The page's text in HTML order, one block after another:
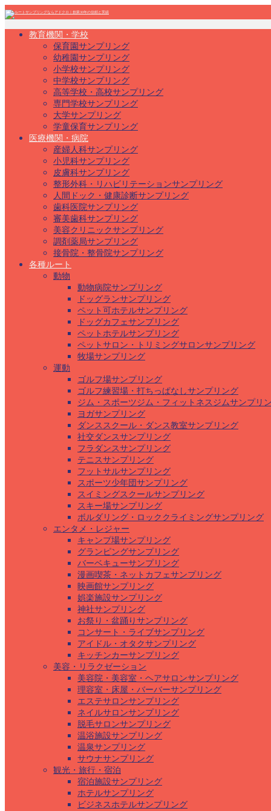
教育機関・学校
保育園サンプリング
幼稚園サンプリング
小学校サンプリング
中学校サンプリング
高等学校・高校サンプリング
専門学校サンプリング
大学サンプリング
学童保育サンプリング
医療機関・病院
産婦人科サンプリング
小児科サンプリング
皮膚科サンプリング
整形外科・リハビリテーションサンプリング
人間ドック・健康診断サンプリング
歯科医院サンプリング
審美歯科サンプリング
美容クリニックサンプリング
調剤薬局サンプリング
接骨院・整骨院サンプリング
各種ルート
動物
動物病院サンプリング
ドッグランサンプリング
ペット可ホテルサンプリング
ドッグカフェサンプリング
ペットホテルサンプリング
ペットサロン・トリミングサロンサンプリング
牧場サンプリング
運動
ゴルフ場サンプリング
ゴルフ練習場・打ちっぱなしサンプリング
ジム・スポーツジム・フィットネスジムサンプリ
ヨガサンプリング
ダンススクール・ダンス教室サンプリング
社交ダンスサンプリング
フラダンスサンプリング
テニスサンプリング
フットサルサンプリング
スポーツ少年団サンプリング
スイミングスクールサンプリング
スキー場サンプリング
ボルダリング・ロッククライミングサンプリング
エンタメ・レジャー
キャンプ場サンプリング
グランピングサンプリング
バーベキューサンプリング
漫画喫茶・ネットカフェサンプリング
映画館サンプリング
娯楽施設サンプリング
神社サンプリング
お祭り・盆踊りサンプリング
コンサート・ライブサンプリング
アイドル・オタクサンプリング
キッチンカーサンプリング
美容・リラクゼーション
美容院・美容室・ヘアサロンサンプリング
理容室・床屋・バーバーサンプリング
エステサロンサンプリング
ネイルサロンサンプリング
脱毛サロンサンプリング
温浴施設サンプリング
温泉サンプリング
サウナサンプリング
観光・旅行・宿泊
宿泊施設サンプリング
ホテルサンプリング
ビジネスホテルサンプリング